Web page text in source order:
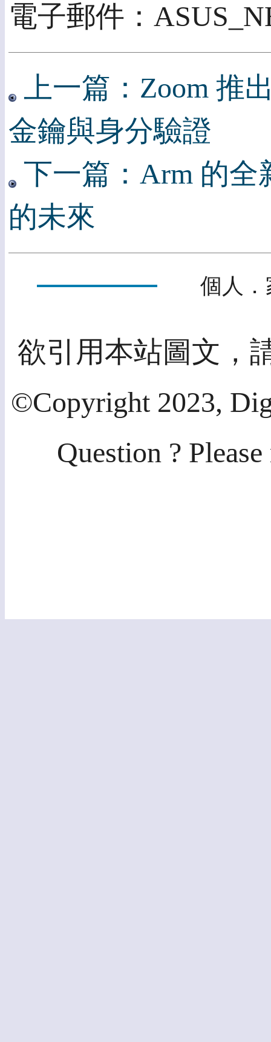
電子郵件：
上一篇：Zoom 推
金鑰與身分驗證
下一篇：Arm 的全
的未來
個人
欲引用本站圖文，
©Copyright 2023,
Question ?